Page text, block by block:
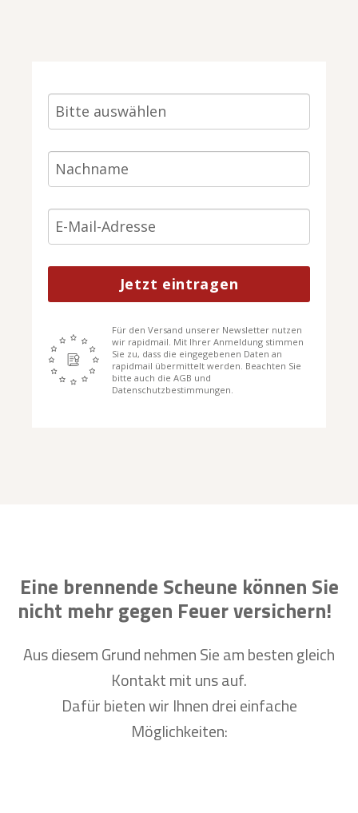
Jetzt eintragen
Für den Versand unserer Newsletter nutzen
wir rapidmail. Mit Ihrer Anmeldung stimmen
Sie zu, dass die eingegebenen Daten an
rapidmail übermittelt werden. Beachten Sie
bitte auch die AGB und
Datenschutzbestimmungen.
Eine brennende Scheune können Sie
nicht mehr gegen Feuer versichern!
Aus diesem Grund nehmen Sie am besten gleich
Kontakt mit uns auf.
Dafür bieten wir Ihnen drei einfache
Möglichkeiten: